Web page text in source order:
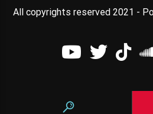
All copyrights reserved 2021 -